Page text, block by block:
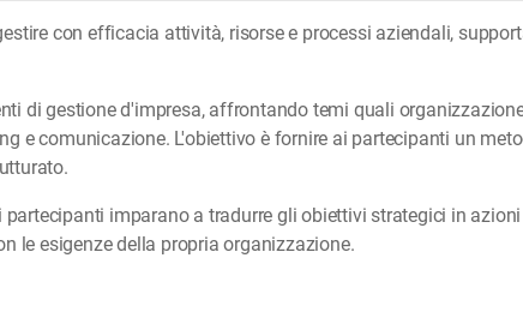
con efficacia attività, risorse e processi aziendali,
di gestione d'impresa, affrontando temi quali
e comunicazione. L'obiettivo è fornire ai partecipanti un
imparano a tradurre gli obiettivi strategici in
le esigenze della propria organizzazione.